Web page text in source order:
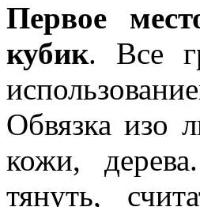
Первое
кубик. Все
Обвязка изо
кожи,
тянуть,